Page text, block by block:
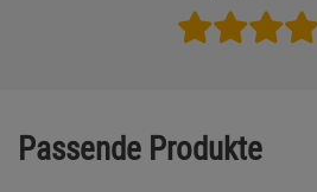
Passende Produkte